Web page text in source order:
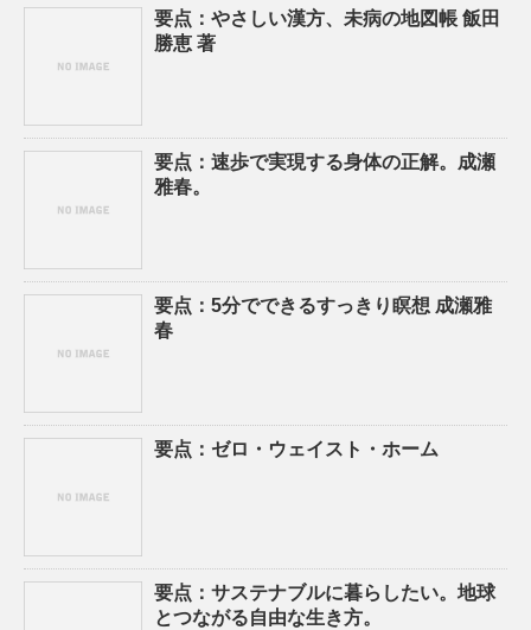
要点：やさしい漢方、未病の地図帳 飯田
勝恵 著
要点：速歩で実現する身体の正解。成瀬
雅春。
要点：5分でできるすっきり瞑想 成瀬雅
春
要点：ゼロ・ウェイスト・ホーム
要点：サステナブルに暮らしたい。地球
とつながる自由な生き方。